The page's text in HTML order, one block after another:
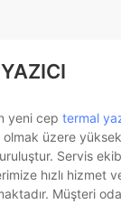
yeni cep termal
üzere
Servis
hızlı hizmet
Müşteri